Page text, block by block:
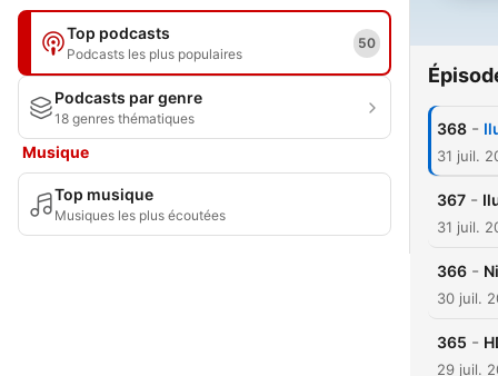
Top podcasts
Podcasts les plus populaires
50
Podcasts par genre
18 genres thématiques
Musique
Top musique
Musiques les plus écoutées
368 -
31 juil.
367 -
31 juil.
366 -
30 juil.
365 -
29 juil.